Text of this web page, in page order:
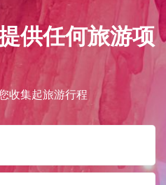
供任何旅游项
收集起旅游行程